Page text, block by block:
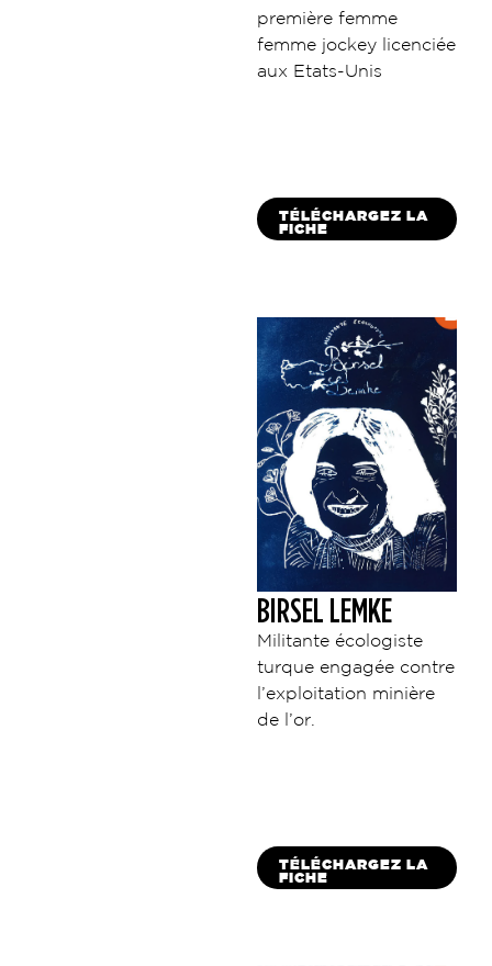
première femme
femme jockey licenciée
aux Etats-Unis
TÉLÉCHARGEZ LA
FICHE
BIRSEL LEMKE
Militante écologiste
turque engagée contre
l’exploitation minière
de l’or.
TÉLÉCHARGEZ LA
FICHE